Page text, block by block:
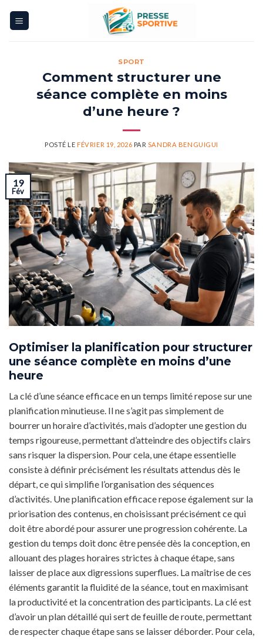
SPORT
Comment structurer une
séance complète en moins
d’une heure ?
POSTÉ LEFÉVRIER 19, 2026 PAR SANDRA BENGUIGUI
19
Fév
Optimiser la planification pour structurer
une séance complète en moins d’une
heure
La clé d’une séance efficace en un temps limité repose sur une
planification minutieuse. Il ne s’agit pas simplement de
bourrer un horaire d’activités, mais d’adopter une gestion du
temps rigoureuse, permettant d’atteindre des objectifs clairs
sans risquer la dispersion. Pour cela, une étape essentielle
consiste à définir précisément les résultats attendus dès le
départ, ce qui simplifie l’organisation des séquences
d’activités. Une planification efficace repose également sur la
priorisation des contenus, en choisissant précisément ce qui
doit être abordé pour assurer une progression cohérente. La
gestion du temps doit donc être pensée dès la conception, en
allouant des plages horaires strictes à chaque étape, sans
laisser de place aux digressions superflues. La maîtrise de ces
éléments garantit la fluidité de la séance, tout en maximisant
la productivité et la concentration des participants. La clé est
d’avoir un plan détaillé qui sert de feuille de route, permettant
de respecter chaque étape sans se laisser déborder. Pour cela,